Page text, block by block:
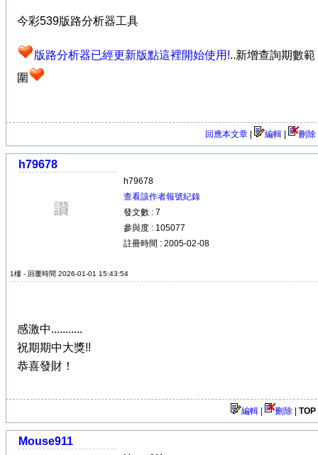
今彩539版路分析器工具
版路分析器已經更新版點這裡開始使用!..新增查詢期數範
圍
回應本文章 編輯 刪除
h79678
h79678
查看該作者報號紀錄
發文數 : 7
參與度 : 105077
註冊時間 : 2005-02-08
1樓 - 回覆時間 2026-01-01 15:43:54
感激中...........
祝期期中大獎!!
恭喜發財！
編輯 | 刪除 TOP
Mouse911